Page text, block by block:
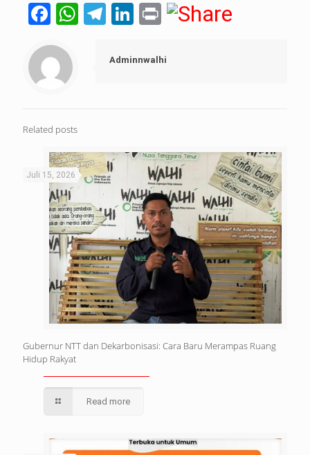
Facebook
WhatsApp
Telegram
LinkedIn
Print
Adminnwalhi
Related posts
Juli 15, 2026
Gubernur NTT dan Dekarbonisasi: Cara Baru Merampas Ruang
Hidup Rakyat
Read more